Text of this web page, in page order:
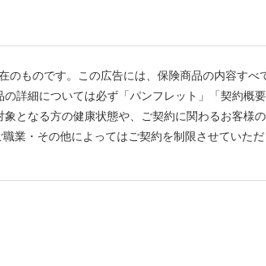
のものです。この広告には、保険商品の内容す
詳細については必ず「パンフレット」「契約概
となる方の健康状態や、ご契約に関わるお客様
業・その他によってはご契約を制限させていた